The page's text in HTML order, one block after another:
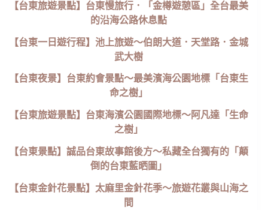
【台東旅遊景點】台東慢旅行．「金樽遊憩區」全台最美
的沿海公路休息點
【台東一日遊行程】池上旅遊～伯朗大道．天堂路．金城
武大樹
【台東夜景】台東約會景點～最美濱海公園地標「台東生
命之樹」
【台東旅遊景點】台東海濱公園國際地標～阿凡達「生命
之樹」
【台東景點】誠品台東故事館後方～私藏全台獨有的「顛
倒的台東藍晒圖」
【台東金針花景點】太麻里金針花季～旅遊花叢與山海之
間